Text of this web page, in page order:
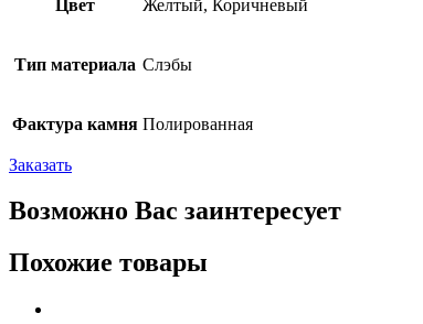
Цвет Желтый, Коричневый
Тип материала Слэбы
Фактура камня Полированная
Заказать
Возможно Вас заинтересует
Похожие товары